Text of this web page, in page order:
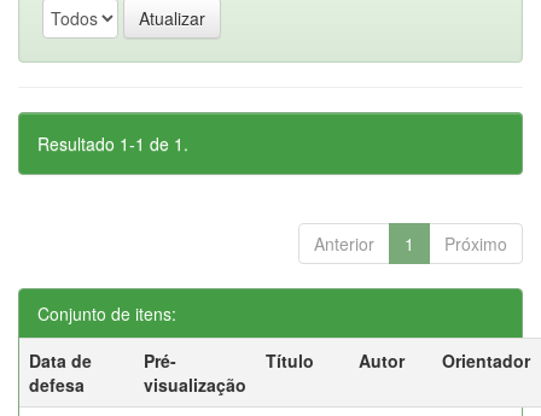
Resultado 1-1 de 1.
Anterior 1 Próximo
Conjunto de itens:
Data de
defesa
Pré-
visualização
Título Autor Orientador